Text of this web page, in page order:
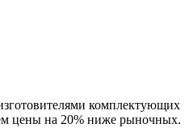
комплектующих
цены на 20% ниже рыночных.